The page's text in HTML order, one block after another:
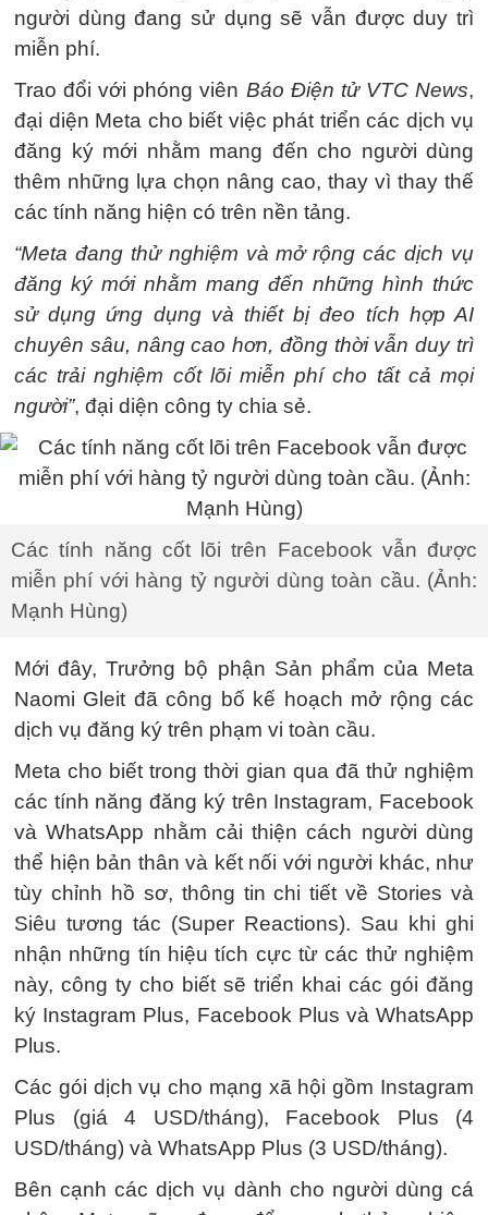
người dùng đang sử dụng sẽ vẫn được duy trì
miễn phí.
Trao đổi với phóng viên Báo Điện tử VTC News,
đại diện Meta cho biết việc phát triển các dịch vụ
đăng ký mới nhằm mang đến cho người dùng
thêm những lựa chọn nâng cao, thay vì thay thế
các tính năng hiện có trên nền tảng.
“Meta đang thử nghiệm và mở rộng các dịch vụ
đăng ký mới nhằm mang đến những hình thức
sử dụng ứng dụng và thiết bị đeo tích hợp AI
chuyên sâu, nâng cao hơn, đồng thời vẫn duy trì
các trải nghiệm cốt lõi miễn phí cho tất cả mọi
người”, đại diện công ty chia sẻ.
Các tính năng cốt lõi trên Facebook vẫn được
miễn phí với hàng tỷ người dùng toàn cầu. (Ảnh:
Mạnh Hùng)
Mới đây, Trưởng bộ phận Sản phẩm của Meta
Naomi Gleit đã công bố kế hoạch mở rộng các
dịch vụ đăng ký trên phạm vi toàn cầu.
Meta cho biết trong thời gian qua đã thử nghiệm
các tính năng đăng ký trên Instagram, Facebook
và WhatsApp nhằm cải thiện cách người dùng
thể hiện bản thân và kết nối với người khác, như
tùy chỉnh hồ sơ, thông tin chi tiết về Stories và
Siêu tương tác (Super Reactions). Sau khi ghi
nhận những tín hiệu tích cực từ các thử nghiệm
này, công ty cho biết sẽ triển khai các gói đăng
ký Instagram Plus, Facebook Plus và WhatsApp
Plus.
Các gói dịch vụ cho mạng xã hội gồm Instagram
Plus (giá 4 USD/tháng), Facebook Plus (4
USD/tháng) và WhatsApp Plus (3 USD/tháng).
Bên cạnh các dịch vụ dành cho người dùng cá